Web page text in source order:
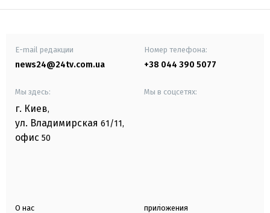
E-mail редакции
news24@24tv.com.ua
Номер телефона:
+38 044 390 5077
Мы здесь:
г. Киев,
ул. Владимирская 61/11,
офис 50
Мы в соцсетях:
О нас приложения